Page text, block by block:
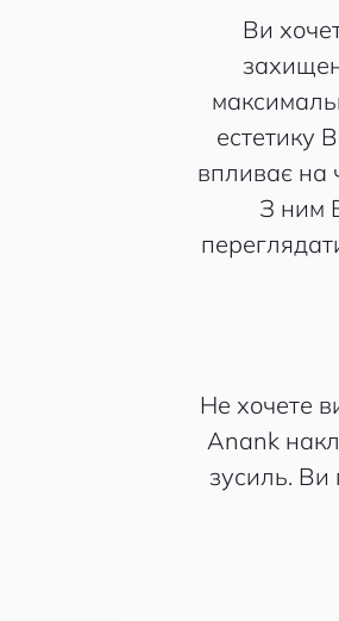
Ви
естетику
впливає на
З ним
Не хочете
Anank
зусиль. Ви